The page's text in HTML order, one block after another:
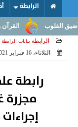
الرابطة
القرآن ومنهج
الرابطة بيانات الرابطة
الثلاثاء، 16 فبراير 2021
رابطة
مجزرة